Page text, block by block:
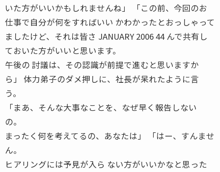
いた方がいいかもしれませんね」 「この前、今回のお
仕事で自分が何をすればいい かわかったとおっしゃって
ましたけど、それは皆さ JANUARY 2006 44 んで共有し
ておいた方がいいと思います。
午後の 討議は、その認識が前提で進むと思いますか
ら」 体力弟子のダメ押しに、社長が呆れたように言
う。
「まあ、そんな大事なことを、なぜ早く報告しない
の。
まったく何を考えてるの、あなたは」 「はー、すんませ
ん。
ヒアリングには予見が入ら ない方がいいかなと思った